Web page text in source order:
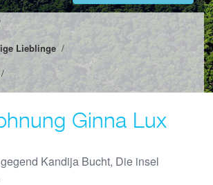
Lieblinge /
Ginna Lux
Kandija Bucht, Die insel